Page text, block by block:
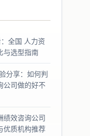
全国 人力资
与选型指南
分享：如何判
公司做的好不
绩效咨询公司
优质机构推荐